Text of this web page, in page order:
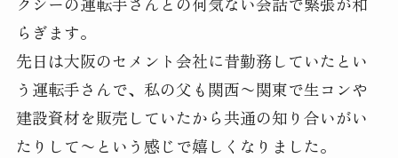
らぎます。
先日は大阪のセメント会社に昔勤務していたとい
う運転手さんで、私の父も関西〜関東で生コンや
建設資材を販売していたから共通の知り合いがい
たりして〜という感じで嬉しくなりました。